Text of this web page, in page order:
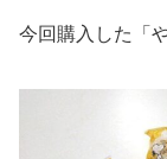
今回購入した「